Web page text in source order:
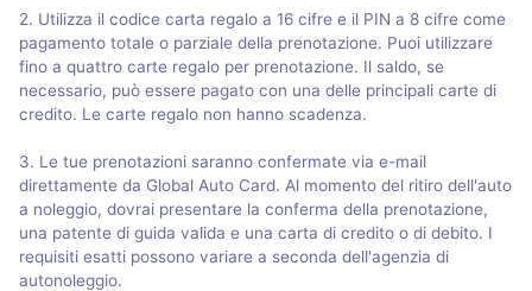
2. Utilizza il codice carta regalo a 16 cifre e il PIN a 8 cifre come
pagamento totale o parziale della prenotazione. Puoi utilizzare
fino a quattro carte regalo per prenotazione. Il saldo, se
necessario, può essere pagato con una delle principali carte di
credito. Le carte regalo non hanno scadenza.
3. Le tue prenotazioni saranno confermate via e-mail
direttamente da Global Auto Card. Al momento del ritiro dell'auto
a noleggio, dovrai presentare la conferma della prenotazione,
una patente di guida valida e una carta di credito o di debito. I
requisiti esatti possono variare a seconda dell'agenzia di
autonoleggio.